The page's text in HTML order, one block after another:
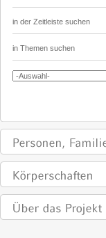
in der Zeitleiste suchen
in Themen suchen